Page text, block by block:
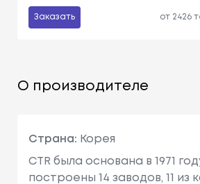
Заказать от 2426
О производителе
Страна: Корея
CTR была основана в 1971
построены 14 заводов, 11